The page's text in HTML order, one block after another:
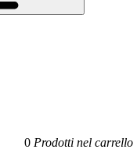
0 Prodotti nel carrello